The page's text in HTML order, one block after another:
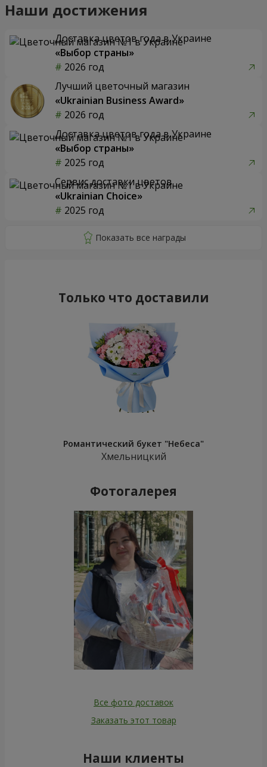
Наши достижения
Доставка цветов года в Украине
«Выбор страны»
2026 год
Лучший цветочный магазин
«Ukrainian Business Award»
2026 год
Доставка цветов года в Украине
«Выбор страны»
2025 год
Сервис доставки цветов
«Ukrainian Choice»
2025 год
Только что доставили
Романтический букет "Небеса"
Хмельницкий
Фотогалерея
Все фото доставок
Заказать этот товар
Наши клиенты